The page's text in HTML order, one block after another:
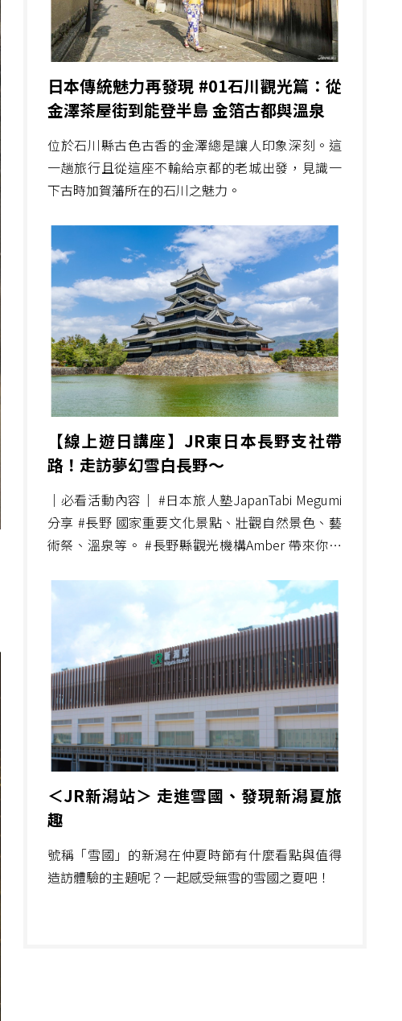
日本傳統魅力再發現 #01石川觀光篇：從
金澤茶屋街到能登半島 金箔古都與溫泉
位於石川縣古色古香的金澤總是讓人印象深刻。這
一趟旅行且從這座不輸給京都的老城出發，見識一
下古時加賀藩所在的石川之魅力。
【線上遊日講座】JR東日本長野支社帶
路！走訪夢幻雪白長野～
│必看活動內容│ #日本旅人塾JapanTabi Megumi
分享 #長野 國家重要文化景點、壯觀自然景色、藝
術祭、溫泉等。 #長野縣觀光機構Amber 帶來你不
大家到 ⛷#志賀高原 賞雪去～
＜JR新潟站＞ 走進雪國、發現新潟夏旅
趣
號稱「雪國」的新潟在仲夏時節有什麼看點與值得
造訪體驗的主題呢？一起感受無雪的雪國之夏吧！